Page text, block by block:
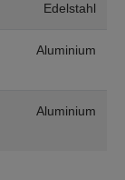
Edelstahl
Aluminium
Aluminium